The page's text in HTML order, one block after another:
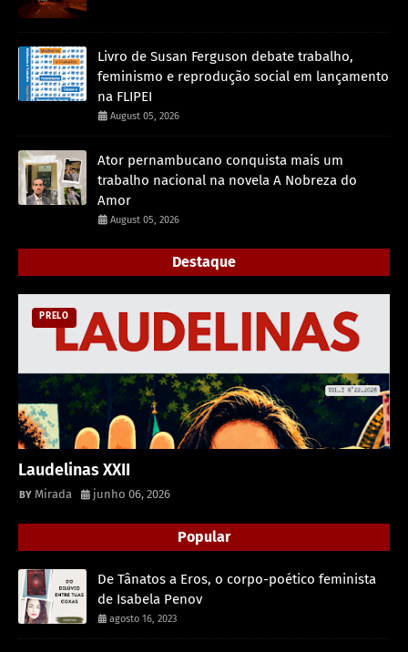
Livro de Susan Ferguson debate trabalho,
feminismo e reprodução social em lançamento
na FLIPEI
August 05, 2026
Ator pernambucano conquista mais um
trabalho nacional na novela A Nobreza do
Amor
August 05, 2026
Destaque
PRELO
Laudelinas XXII
Mirada junho 06, 2026
Popular
De Tânatos a Eros, o corpo-poético feminista
de Isabela Penov
agosto 16, 2023